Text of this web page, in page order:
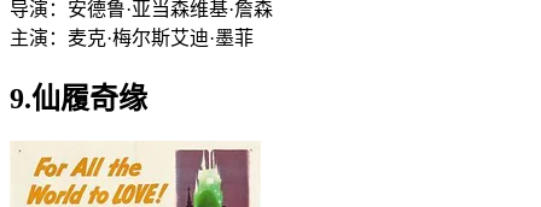
导演： 安德鲁·亚当森维基·詹森
主演： 麦克·梅尔斯艾迪·墨菲
9.仙履奇缘